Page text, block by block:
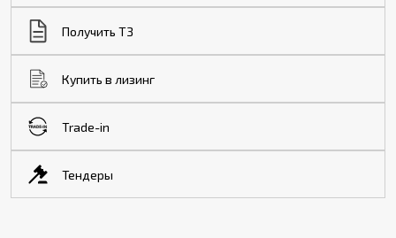
Получить ТЗ
Купить в лизинг
Trade-in
Тендеры